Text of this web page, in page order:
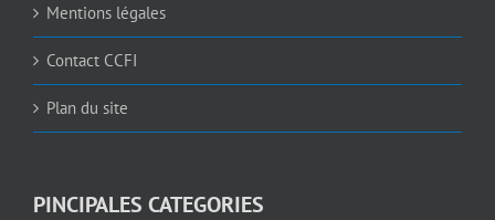
Mentions légales
Contact CCFI
Plan du site
PINCIPALES CATEGORIES